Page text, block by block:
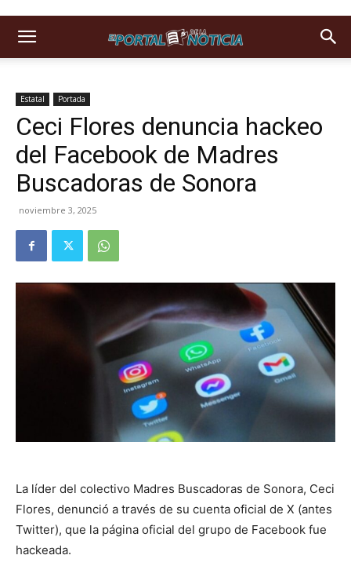
Estatal Portada
Ceci Flores denuncia hackeo
del Facebook de Madres
Buscadoras de Sonora
noviembre 3, 2025
La líder del colectivo Madres Buscadoras de Sonora, Ceci
Flores, denunció a través de su cuenta oficial de X (antes
Twitter), que la página oficial del grupo de Facebook fue
hackeada.